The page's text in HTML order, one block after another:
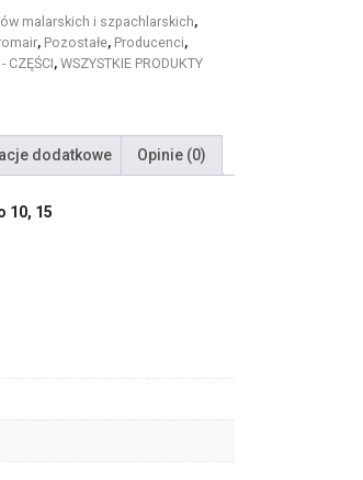
malarskich i szpachlarskich,
, Pozostałe, Producenci,
CZĘŚCI, WSZYSTKIE PRODUKTY
dodatkowe Opinie (0)
10, 15